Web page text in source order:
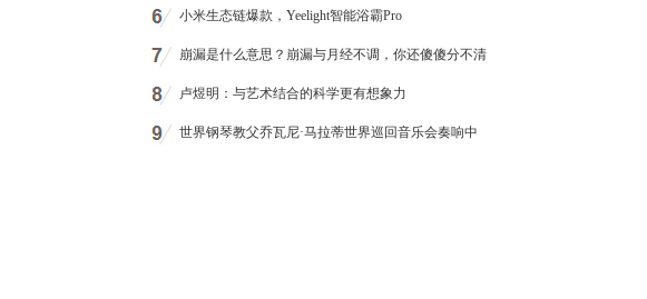
小米生态链爆款，Yeelight智能浴霸Pro
崩漏是什么意思？崩漏与月经不调，你还傻傻分不清
卢煜明：与艺术结合的科学更有想象力
世界钢琴教父乔瓦尼·马拉蒂世界巡回音乐会奏响中